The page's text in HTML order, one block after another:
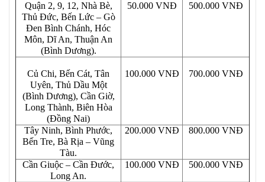
Quận 2, 9, 12, Nhà Bè,
Thủ Đức, Bến Lức – Gò
Đen Bình Chánh, Hóc
Môn, Dĩ An, Thuận An
(Bình Dương).
50.000 VNĐ 500.000 VNĐ
Củ Chi, Bến Cát, Tân
Uyên, Thủ Dầu Một
(Bình Dương), Cần Giờ,
Long Thành, Biên Hòa
(Đồng Nai)
100.000 VNĐ 700.000 VNĐ
Tây Ninh, Bình Phước,
Bến Tre, Bà Rịa – Vũng
Tàu.
200.000 VNĐ 800.000 VNĐ
Cần Giuộc – Cần Đước,
Long An.
100.000 VNĐ 500.000 VNĐ